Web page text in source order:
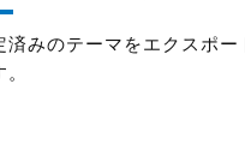
済みのテーマをエクスポ